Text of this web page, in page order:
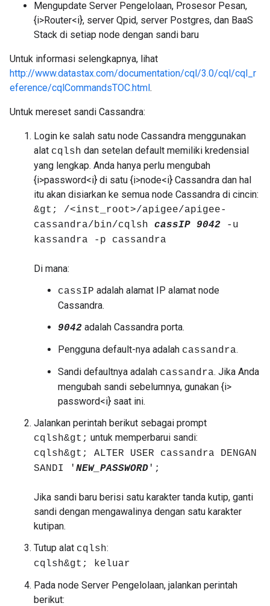
Mengupdate Server Pengelolaan, Prosesor Pesan,
{i>Router<i}, server Qpid, server Postgres, dan BaaS
Stack di setiap node dengan sandi baru
Untuk informasi selengkapnya, lihat
http://www.datastax.com/documentation/cql/3.0/cql/cql_r
eference/cqlCommandsTOC.html.
Untuk mereset sandi Cassandra:
Login ke salah satu node Cassandra menggunakan
alat cqlsh dan setelan default memiliki kredensial
yang lengkap. Anda hanya perlu mengubah
{i>password<i} di satu {i>node<i} Cassandra dan hal
itu akan disiarkan ke semua node Cassandra di cincin:
&gt; /<inst_root>/apigee/apigee-
cassandra/bin/cqlsh cassIP 9042 -u
kassandra -p cassandra
Di mana:
cassIP adalah alamat IP alamat node
Cassandra.
9042 adalah Cassandra porta.
Pengguna default-nya adalah cassandra.
Sandi defaultnya adalah cassandra. Jika Anda
mengubah sandi sebelumnya, gunakan {i>
password<i} saat ini.
Jalankan perintah berikut sebagai prompt
cqlsh&gt; untuk memperbarui sandi:
cqlsh&gt; ALTER USER cassandra DENGAN
SANDI ' NEW_PASSWORD ';
Jika sandi baru berisi satu karakter tanda kutip, ganti
sandi dengan mengawalinya dengan satu karakter
kutipan.
Tutup alat cqlsh:
cqlsh&gt; keluar
Pada node Server Pengelolaan, jalankan perintah
berikut: